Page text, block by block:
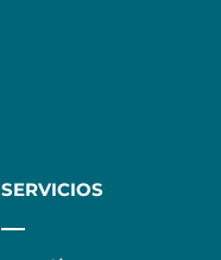
SERVICIOS